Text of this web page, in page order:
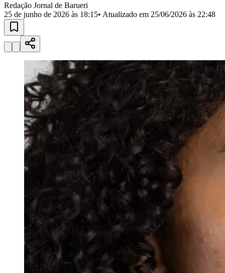
VistaCalifórniaCarapicuíba
RegiãoCotia Cruz PretaEngenho NovoFazenda
Militar
Califórnia
Esperança
JulioJardim Líbano
MutingaJardim ParaísoJardim PaulistaJardim ReginaliceJardim São
Jardim São PedroJardim São Silvestre Jardim Silveira
Jardim TupanciMutinga Nova Aldeinha Osasco Parque dos
CamargosParque Imperial Parque Santa Luzia Parque Viana
Pirapora
do Bom JesusRecanto Phrynéa Santana de
ParnaíbaSilveira Tamboré Vale do Sol Vila Barros Vila Boa Vista Vila
do CondeVila Engenho Novo
Vila Nossa Sra. da
EscadaVila Porto
Para Sua Empresa
Anuncie no Portal
Guia de Empresas
Divulgar Vagas
Publicidade Legal
Negócios Regionais
Turismo
Segurança Regional
Hospitais Estaduais
Parques & Represas
Cidades da Região
Santana de Parnaíba
Osasco Carapicuíba Jandira
do Bom Jesus
Araçariguama Cajamar CaieirasFranco da
Redação Jornal de Barueri
25 de junho de 2026 às 18:15• Atualizado em 25/06/2026 às 22:48